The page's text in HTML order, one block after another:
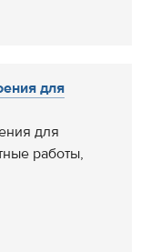
для
для
работы,